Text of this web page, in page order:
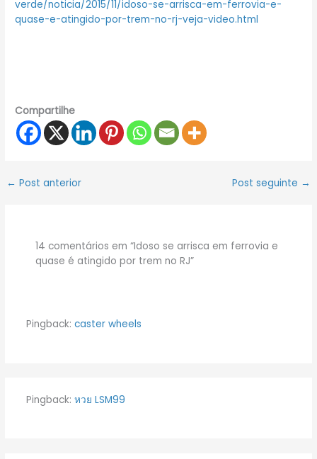
verde/noticia/2015/11/idoso-se-arrisca-em-ferrovia-e-
quase-e-atingido-por-trem-no-rj-veja-video.html
Compartilhe
← Post anterior Post seguinte →
14 comentários em “Idoso se arrisca em ferrovia e
quase é atingido por trem no RJ”
Pingback: caster wheels
Pingback: หวย LSM99